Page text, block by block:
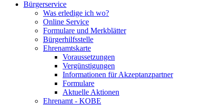
Bürgerservice
Was erledige ich wo?
Online Service
Formulare und Merkblätter
Bürgerhilfsstelle
Ehrenamtskarte
Voraussetzungen
Vergünstigungen
Informationen für Akzeptanzpartner
Formulare
Aktuelle Aktionen
Ehrenamt - KOBE